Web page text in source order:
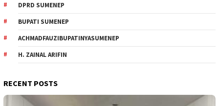
DPRD SUMENEP
BUPATI SUMENEP
ACHMADFAUZIBUPATINYASUMENEP
H. ZAINAL ARIFIN
RECENT POSTS